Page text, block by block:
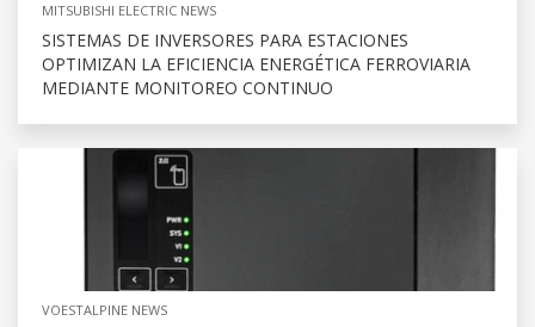
MITSUBISHI ELECTRIC NEWS
SISTEMAS DE INVERSORES PARA ESTACIONES
OPTIMIZAN LA EFICIENCIA ENERGÉTICA FERROVIARIA
MEDIANTE MONITOREO CONTINUO
VOESTALPINE NEWS